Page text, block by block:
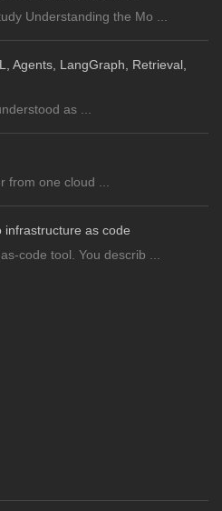
Understanding the Mo ...
Agents, LangGraph, Retrieval,
as ...
from one cloud ...
infrastructure as code
code tool. You describ ...